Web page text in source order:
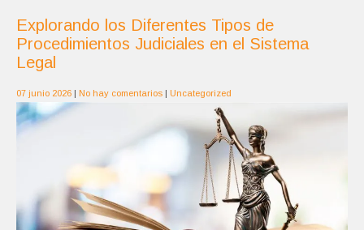
Explorando los Diferentes Tipos de
Procedimientos Judiciales en el Sistema
Legal
07 junio 2026 | No hay comentarios | Uncategorized